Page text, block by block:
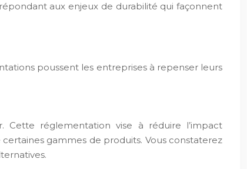
aux enjeux de durabilité qui façonnent
poussent les entreprises à repenser leurs
réglementation vise à réduire l’impact
gammes de produits. Vous constaterez